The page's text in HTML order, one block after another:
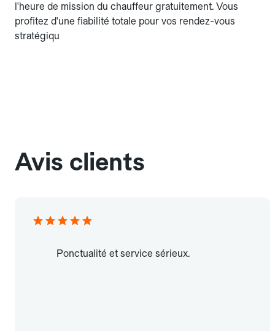
l'heure de mission du chauffeur gratuitement. Vous
profitez d'une fiabilité totale pour vos rendez-vous
stratégiqu
Avis clients
Ponctualité et service sérieux.